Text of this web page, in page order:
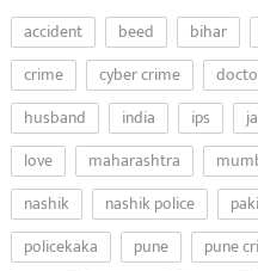
accident beed bihar
crime
cyber crime
husband
india ips
love
maharashtra
nashik
nashik police
policekaka
pune pune